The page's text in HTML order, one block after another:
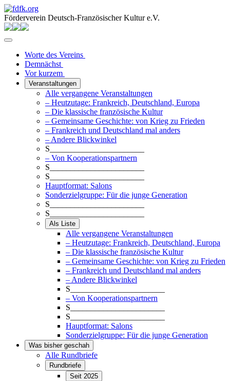
Förderverein Deutsch-Französischer Kultur e.V.
Worte des Vereins
Demnächst
Vor kurzem
Veranstaltungen
Alle vergangene Veranstaltungen
– Heutzutage: Frankreich, Deutschland, Europa
– Die klassische französische Kultur
– Gemeinsame Geschichte: von Krieg zu Frieden
– Frankreich und Deutschland mal anders
– Andere Blickwinkel
S_______________________
– Von Kooperationspartnern
S_______________________
S_______________________
Hauptformat: Salons
Sonderzielgruppe: Für die junge Generation
S_______________________
S_______________________
Als Liste
Alle vergangene Veranstaltungen
– Heutzutage: Frankreich, Deutschland, Europa
– Die klassische französische Kultur
– Gemeinsame Geschichte: von Krieg zu Frieden
– Frankreich und Deutschland mal anders
– Andere Blickwinkel
S_______________________
– Von Kooperationspartnern
S_______________________
S_______________________
Hauptformat: Salons
Sonderzielgruppe: Für die junge Generation
Was bisher geschah
Alle Rundbriefe
Rundbriefe
Seit 2025